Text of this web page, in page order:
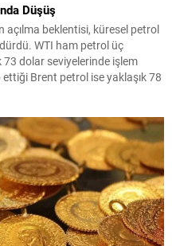
Düşüş
açılma beklentisi, küresel petrol
WTI ham petrol üç
73 dolar seviyelerinde işlem
Brent petrol ise yaklaşık 78